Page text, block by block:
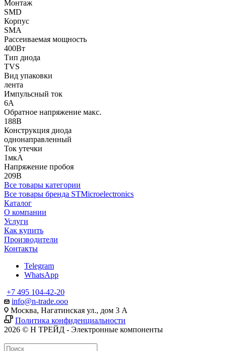
Монтаж
SMD
Корпус
SMA
Рассеиваемая мощность
400Вт
Тип диода
TVS
Вид упаковки
лента
Импульсный ток
6А
Обратное напряжение макс.
188В
Конструкция диода
однонаправленный
Ток утечки
1мкА
Напряжение пробоя
209В
Все товары категории
Все товары бренда STMicroelectronics
Каталог
О компании
Услуги
Как купить
Производители
Контакты
Telegram
WhatsApp
+7 495 104-42-20
info@n-trade.ooo
Москва, Нагатинская ул., дом 3 А
Политика конфиденциальности
2026 © Н ТРЕЙД - Электронные компоненты